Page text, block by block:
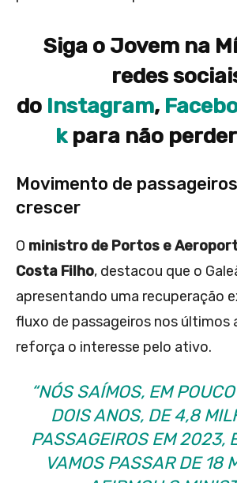
Siga o Jovem na
redes
do Instagram,
k para não
Movimento de
crescer
O ministro de Portos e
Costa Filho, destacou que o
apresentando uma recuperação
fluxo de passageiros nos últimos
reforça o interesse pelo ativo.
“NÓS SAÍMOS, EM
DOIS ANOS, DE 4,8
PASSAGEIROS EM 2023,
VAMOS PASSAR DE 18